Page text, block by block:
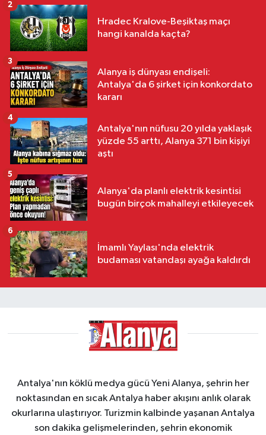
Hradec Kralove-Beşiktaş maçı
hangi kanalda kaçta?
2
Alanya iş dünyası endişeli:
Antalya'da 6 şirket için konkordato
kararı
3
Antalya'nın nüfusu 20 yılda yaklaşık
yüzde 55 arttı, Alanya 371 bin kişiyi
aştı
4
Alanya'da planlı elektrik kesintisi
bugün birçok mahalleyi etkileyecek
5
İmamlı Yaylası'nda elektrik
budaması vatandaşı ayağa kaldırdı
6
Antalya'nın köklü medya gücü Yeni Alanya, şehrin her
noktasından en sıcak Antalya haber akışını anlık olarak
okurlarına ulaştırıyor. Turizmin kalbinde yaşanan Antalya
son dakika gelişmelerinden, şehrin ekonomik